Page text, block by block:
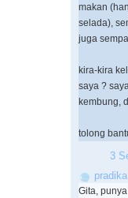
makan
selada),
juga
kira-kira
saya ?
kembung,
tolong
3
Gita,